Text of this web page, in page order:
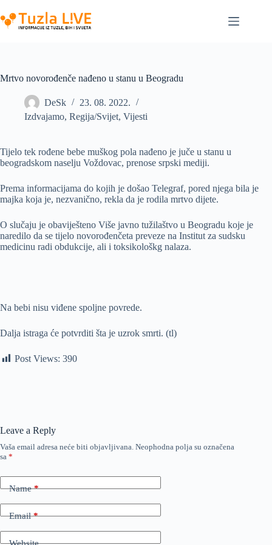
to
content
Mrtvo novorođenče nađeno u stanu u Beogradu
DeSk
23. 08. 2022.
Izdvajamo, Regija/Svijet, Vijesti
Tijelo tek rođene bebe muškog pola nađeno je juče u stanu u
beogradskom naselju Voždovac, prenose srpski mediji.
Prema informacijama do kojih je došao Telegraf, pored njega bila je
majka koja je, nezvanično, rekla da je rodila mrtvo dijete.
O slučaju je obaviješteno Više javno tužilaštvo u Beogradu koje je
naredilo da se tijelo novorođenčeta preveze na Institut za sudsku
medicinu radi obdukcije, ali i toksikološkg nalaza.
Na bebi nisu viđene spoljne povrede.
Dalja istraga će potvrditi šta je uzrok smrti. (tl)
Post Views: 390
Leave a Reply
Vaša email adresa neće biti objavljivana. Neophodna polja su označena
sa *
Name*
Email*